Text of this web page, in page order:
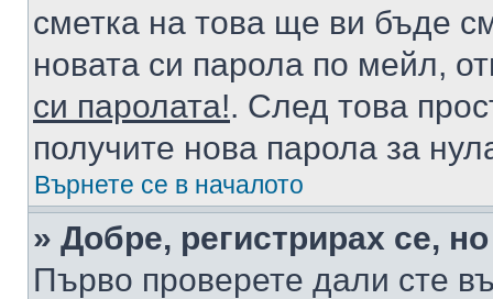
сметка на това ще ви бъде
новата си парола по мейл,
си паролата!. След това
получите нова парола за
Върнете се в началото
» Добре, регистрирах се,
Първо проверете дали сте